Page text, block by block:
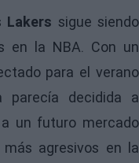
Lakers sigue siendo
en la NBA. Con un
para el verano
parecía decidida a
un futuro mercado
agresivos en la